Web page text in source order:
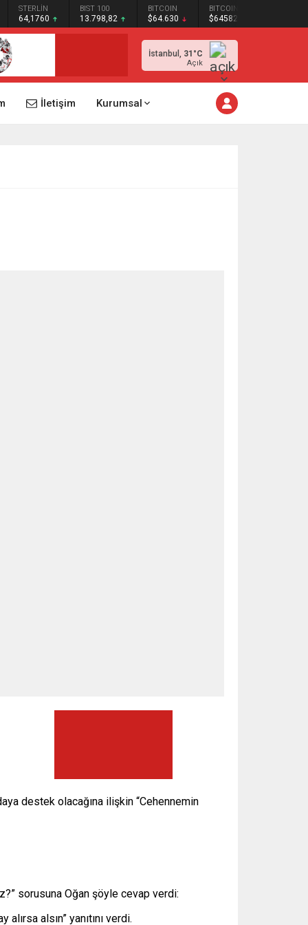
STERLİN
64,1760
BIST 100
13.798,82
BITCOIN
$64.630
BITCOIN
$64582
İstanbul, 31 °C
Açık
İletişim Kurumsal
destek olacağına ilişkin “Cehennemin
sorusuna Oğan şöyle cevap verdi:
alsın” yanıtını verdi.